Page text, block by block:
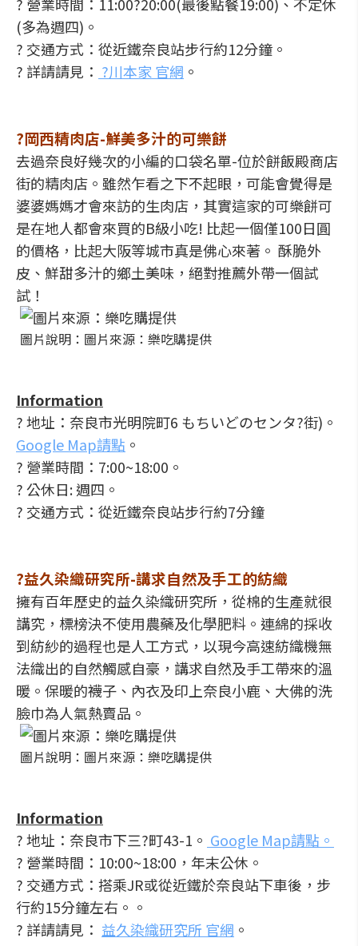
(多為週四)。
? 交通方式：從近鐵奈良站步行約12分鐘。
? 詳請請見： ?川本家 官網 。
?岡西精肉店-鮮美多汁的可樂餅
去過奈良好幾次的小編的口袋名單-位於餅飯殿商店
街的精肉店。雖然乍看之下不起眼，可能會覺得是
婆婆媽媽才會來訪的生肉店，其實這家的可樂餅可
是在地人都會來買的B級小吃! 比起一個僅100日圓
的價格，比起大阪等城市真是佛心來著。 酥脆外
皮、鮮甜多汁的鄉土美味，絕對推薦外帶一個試
試！
圖片說明：圖片來源：樂吃購提供
Information
? 地址：奈良市光明院町6 もちいどのセンタ?街)。
Google Map請點 。
? 營業時間：7:00~18:00。
? 公休日: 週四。
? 交通方式：從近鐵奈良站步行約7分鐘
?益久染織研究所-講求自然及手工的紡織
擁有百年歷史的益久染織研究所，從棉的生產就很
講究，標榜決不使用農藥及化學肥料。連綿的採收
到紡紗的過程也是人工方式，以現今高速紡織機無
法織出的自然觸感自豪，講求自然及手工帶來的溫
暖。保暖的襪子、內衣及印上奈良小鹿、大佛的洗
臉巾為人氣熱賣品。
圖片說明：圖片來源：樂吃購提供
Information
? 地址：奈良市下三?町43-1。 Google Map請點。
? 營業時間：10:00~18:00，年末公休。
? 交通方式：搭乘JR或從近鐵於奈良站下車後，步
行約15分鐘左右。。
? 詳請請見： 益久染織研究所 官網 。